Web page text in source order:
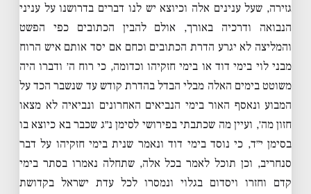
גזירה, שעל ענינים אלה וכיוצא יש לנו דברים בדרושנו על עניני
הנבואה ודרכיה באורך, אולם להבין הכתובים כפי הפשט
והמליצה לא יגרע הדרת הכתובים וכחם אם יסד אותם איש הרוח
מבני לוי בימי דוד או בימי חזקיהו וכדומה, כי רוח ה׳ ודברו היה
משוטט בימים האלה מבלי הבדל בהדרת קודש עד שנשבר הכד על
המבוע ונאסף האור בימי הנביאים האחרונים ונביאיה לא מצאו
חזון מה׳, ועיין מה שכתבתי בפירושי לסימן נ״ג שכבר בא כיוצא בו
בסימן י״ד, כי נוסד בימי דוד ונאמר שנית בימי חזקיהו על דבר
סנחריב, וכן תוכל לאמר בכל אלה, שתחלה נאמרו בסתר בימי
קדם וחזרו ויסדום בגלוי ונמסרו לכל עדת ישראל בקדושת